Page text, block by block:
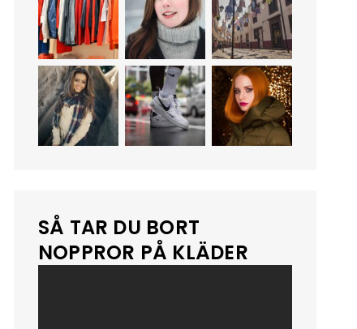
SÅ TAR DU BORT
NOPPROR PÅ KLÄDER